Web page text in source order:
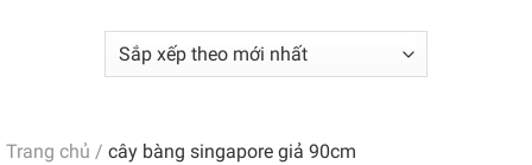
Trang chủ / cây bàng singapore giả 90cm